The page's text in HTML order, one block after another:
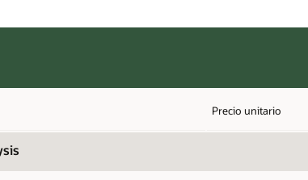
Precio unitario